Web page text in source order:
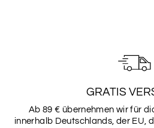
SCHRIFTART
GRATIS
Ab 89 € übernehmen wir für
innerhalb Deutschlands, der EU,